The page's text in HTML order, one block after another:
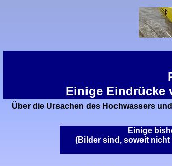
Einige Eindrücke
Über die Ursachen des Hochwassers
Einige
(Bilder sind, soweit